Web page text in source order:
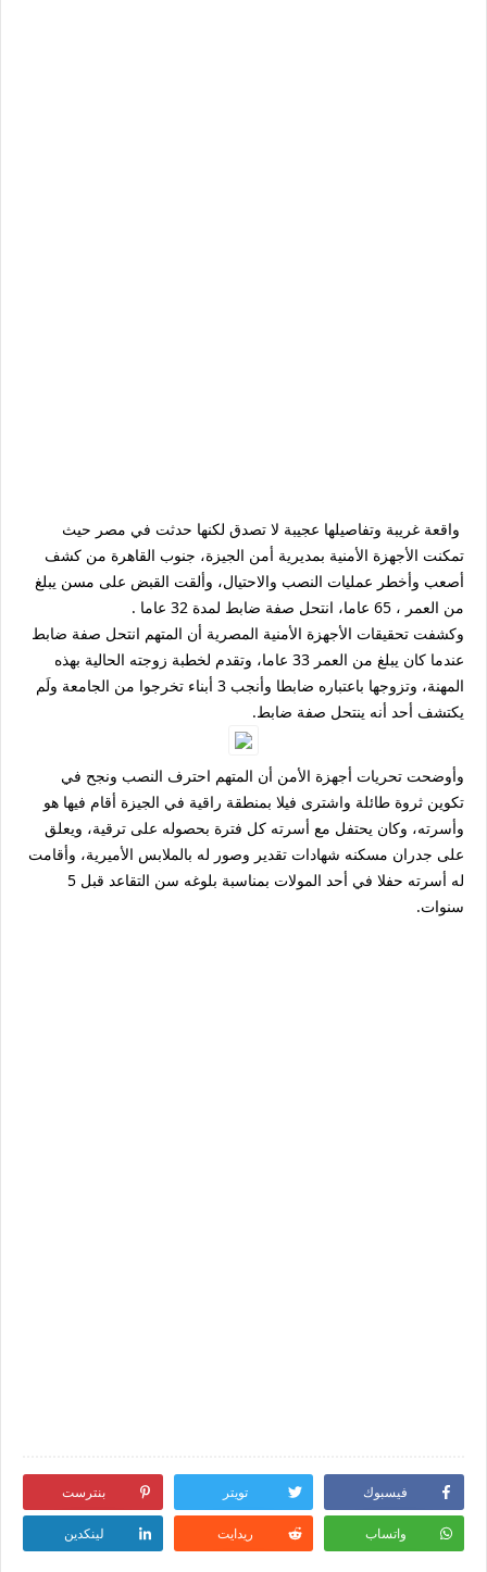
واقعة غريبة وتفاصيلها عجيبة لا تصدق لكنها حدثت في مصر حيث
تمكنت الأجهزة الأمنية بمديرية أمن الجيزة، جنوب القاهرة من كشف
أصعب وأخطر عمليات النصب والاحتيال، وألقت القبض على مسن يبلغ
من العمر ، 65 عاما، انتحل صفة ضابط لمدة 32 عاما .
وكشفت تحقيقات الأجهزة الأمنية المصرية أن المتهم انتحل صفة ضابط
عندما كان يبلغ من العمر 33 عاما، وتقدم لخطبة زوجته الحالية بهذه
المهنة، وتزوجها باعتباره ضابطا وأنجب 3 أبناء تخرجوا من الجامعة ولَم
يكتشف أحد أنه ينتحل صفة ضابط.
وأوضحت تحريات أجهزة الأمن أن المتهم احترف النصب ونجح في
تكوين ثروة طائلة واشترى فيلا بمنطقة راقية في الجيزة أقام فيها هو
وأسرته، وكان يحتفل مع أسرته كل فترة بحصوله على ترقية، ويعلق
على جدران مسكنه شهادات تقدير وصور له بالملابس الأميرية، وأقامت
له أسرته حفلا في أحد المولات بمناسبة بلوغه سن التقاعد قبل 5
سنوات.
فيسبوك تويتر بنترست
واتساب ريدايت لينكدين